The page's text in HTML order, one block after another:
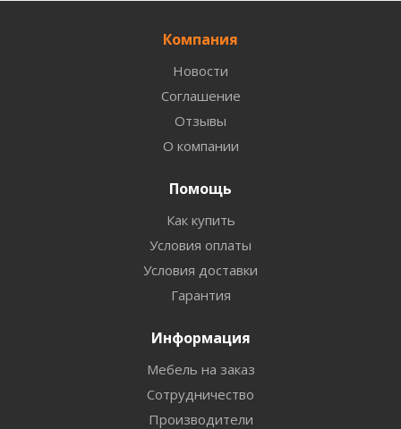
Компания
Новости
Соглашение
Отзывы
О компании
Помощь
Как купить
Условия оплаты
Условия доставки
Гарантия
Информация
Мебель на заказ
Сотрудничество
Производители